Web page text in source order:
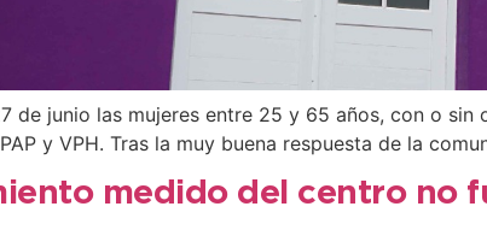
de junio las mujeres entre 25 y 65 años, con o
y VPH. Tras la muy buena respuesta de la
medido del centro no